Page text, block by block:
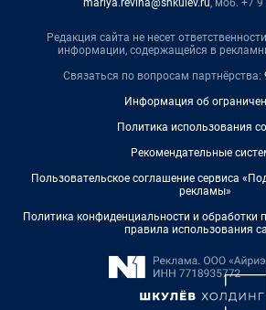
Редакция сайта не несет
информации, содержащейся в
Связаться по вопросам партнёрства:
Информация об
Политика использования
Рекомендательные
Пользовательское соглашение сервиса
рекламы»
Политика конфиденциальности и обработки
правила использования